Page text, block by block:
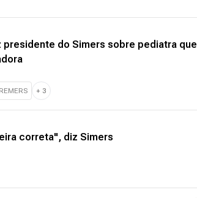
do Simers sobre pediatra que
+ 3
correta", diz Simers